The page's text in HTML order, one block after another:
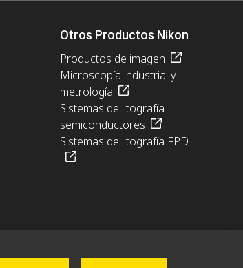
Otros Productos Nikon
Productos de imagen
Microscopía industrial y
metrología
Sistemas de litografía
semiconductores
Sistemas de litografía FPD